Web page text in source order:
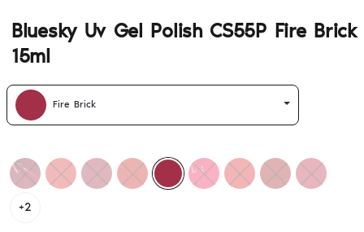
Bluesky Uv Gel Polish CS55P Fire Brick
15ml
Fire Brick
+2